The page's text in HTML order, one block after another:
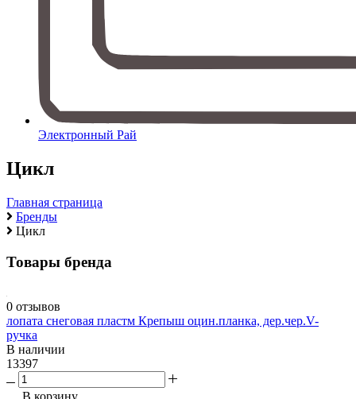
Электронный Рай
Цикл
Главная страница
Бренды
Цикл
Товары бренда
0 отзывов
лопата снеговая пластм Крепыш оцин.планка, дер.чер.V-
ручка
В наличии
13397